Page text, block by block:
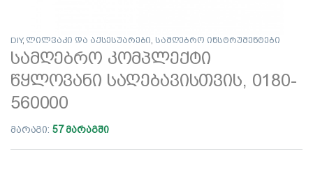
DIY, ლილვაკი და აქსესუარები, სამღებრო ინსტრუმენტები
სამღებრო კომპლექტი
წყლოვანი საღებავისთვის, 0180-
560000
მარაგი: 57 მარაგში